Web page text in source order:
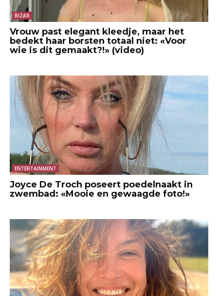
BIZAR
Vrouw past elegant kleedje, maar het
bedekt haar borsten totaal niet: «Voor
wie is dit gemaakt?!» (video)
ENTERTAINMENT
Joyce De Troch poseert poedelnaakt in
zwembad: «Mooie en gewaagde foto!»